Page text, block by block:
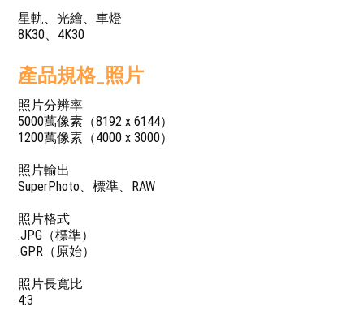
星軌、光繪、車燈
8K30、4K30
產品規格_照片
照片分辨率
5000萬像素（8192 x 6144）
1200萬像素（4000 x 3000）
照片輸出
SuperPhoto、標準、RAW
照片格式
.JPG（標準）
.GPR（原始）
照片長寬比
4:3